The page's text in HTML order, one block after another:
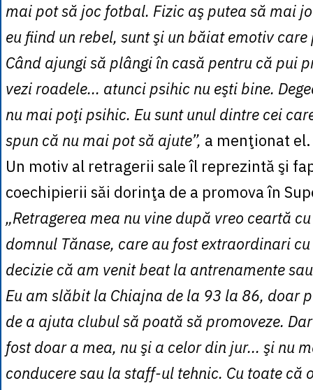
mai pot să joc fotbal. Fizic aş putea să mai
eu fiind un rebel, sunt şi un băiat emotiv
Când ajungi să plângi în casă pentru că pui
vezi roadele... atunci psihic nu eşti bine.
nu mai poţi psihic. Eu sunt unul dintre cei
spun că nu mai pot să ajute”, a menţionat el.
Un motiv al retragerii sale îl reprezintă şi
coechipierii săi dorinţa de a promova în
„Retragerea mea nu vine după vreo ceartă
domnul Tănase, care au fost extraordinari cu
decizie că am venit beat la antrenamente
Eu am slăbit la Chiajna de la 93 la 86, doar
de a ajuta clubul să poată să promoveze.
fost doar a mea, nu şi a celor din jur... şi nu
conducere sau la staff-ul tehnic. Cu toate că